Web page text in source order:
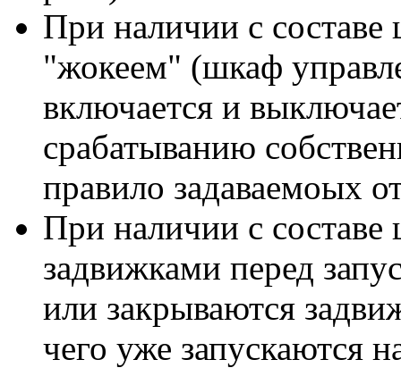
При наличии с
"жокеем" (шкаф
включается и
срабатыванию
правило задаваемоых
При наличии с
задвижками перед
или закрываются
чего уже запускаются